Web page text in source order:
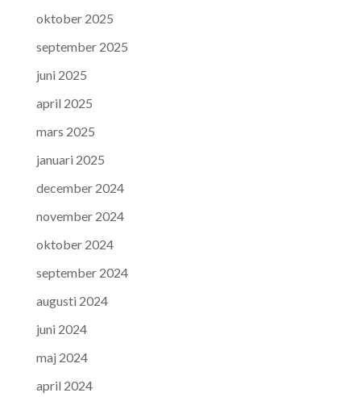
oktober 2025
september 2025
juni 2025
april 2025
mars 2025
januari 2025
december 2024
november 2024
oktober 2024
september 2024
augusti 2024
juni 2024
maj 2024
april 2024